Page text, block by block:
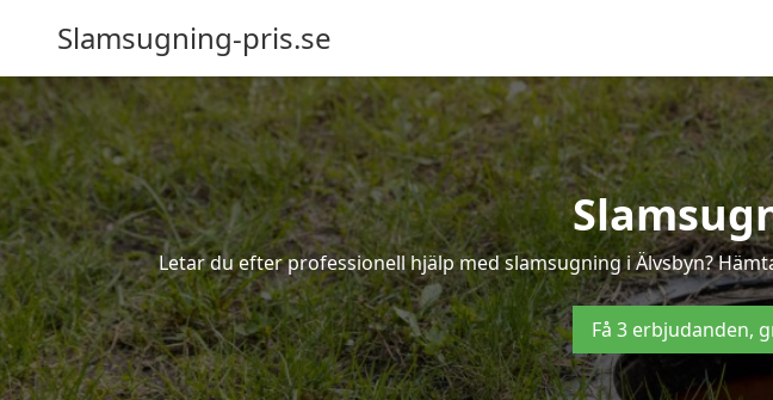
Slamsugning-pris.se
Letar du efter professionell hjälp med slamsugning i Älvsbyn?
Få 3 erbjudanden,